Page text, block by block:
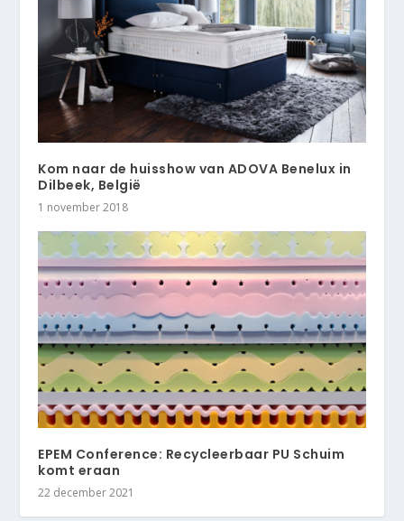
Kom naar de huisshow van ADOVA Benelux in
Dilbeek, België
1 november 2018
EPEM Conference: Recycleerbaar PU Schuim
komt eraan
22 december 2021